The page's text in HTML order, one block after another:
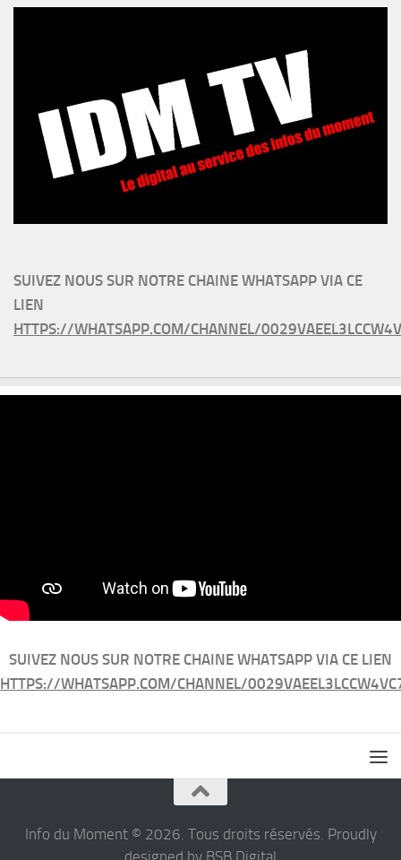
SUIVEZ NOUS SUR NOTRE CHAINE WHATSAPP VIA CE
LIEN
HTTPS://WHATSAPP.COM/CHANNEL/
SUIVEZ NOUS SUR NOTRE CHAINE WHATSAPP VIA CE LIEN
HTTPS://WHATSAPP.COM/CHANNEL/
Info du Moment © 2026. Tous droits réservés. Proudly